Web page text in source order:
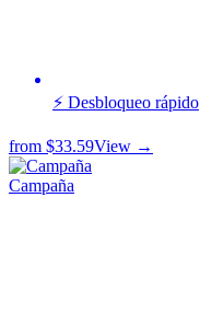
⚡ Desbloqueo rápido
from $33.59View →
Campaña